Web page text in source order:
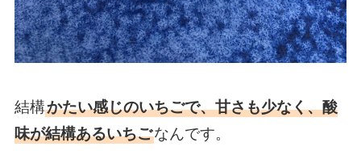
結構かたい感じのいちごで、甘さも少なく、酸
味が結構あるいちごなんです。